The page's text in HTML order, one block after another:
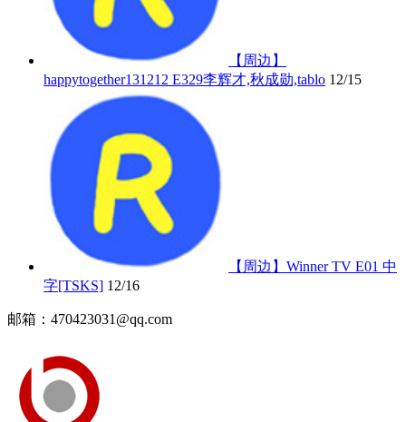
【周边】
happytogether131212 E329李辉才,秋成勋,tablo 12/15
【周边】Winner TV E01 中
字[TSKS] 12/16
邮箱：470423031@qq.com